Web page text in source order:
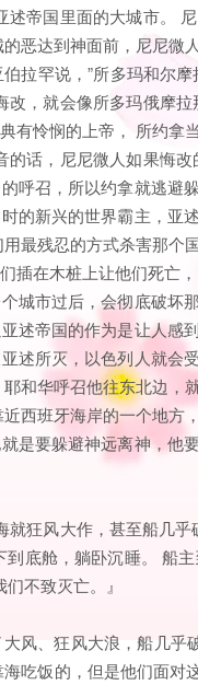
帝国里面的大城市。
恶达到神面前，尼尼微
拉罕说，”所多玛和尔
，就会像所多玛俄摩
有怜悯的上帝， 所约拿
话，尼尼微人如果悔
呼召，所以约拿就逃避
的新兴的世界霸主，亚
最残忍的方式杀害那
插在木桩上让他们死亡
城市过后，会彻底破坏
述帝国的作为是让人感
述所灭，以色列人就会
和华呼召他往东北边，
西班牙海岸的一个地方
是要躲避神远离神，他
狂风大作，甚至船几
底舱，躺卧沉睡。 船
不致灭亡。』
风、狂风大浪，船几乎
吃饭的，但是他们面